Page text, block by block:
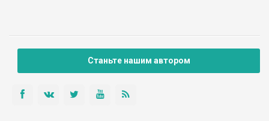
Станьте нашим автором